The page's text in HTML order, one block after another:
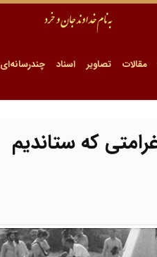
مقالات تصاویر اسناد چندرسانه‌ای
که ستاندیم